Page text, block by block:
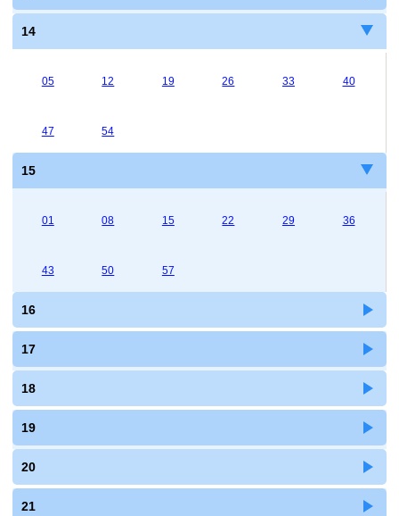
14
05 12 19 26 33 40
47 54
15
01 08 15 22 29 36
43 50 57
16
17
18
19
20
21